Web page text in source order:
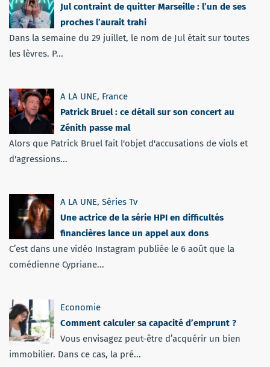
Jul contraint de quitter Marseille : l’un de ses
proches l’aurait trahi
Dans la semaine du 29 juillet, le nom de Jul était sur toutes
les lèvres. P...
A LA UNE, France
Patrick Bruel : ce détail sur son concert au
Zénith passe mal
Alors que Patrick Bruel fait l'objet d'accusations de viols et
d'agressions...
A LA UNE, Séries Tv
Une actrice de la série HPI en difficultés
financières lance un appel aux dons
C’est dans une vidéo Instagram publiée le 6 août que la
comédienne Cypriane...
Economie
Comment calculer sa capacité d’emprunt ?
Vous envisagez peut-être d’acquérir un bien
immobilier. Dans ce cas, la pré...